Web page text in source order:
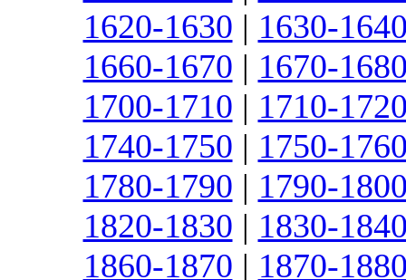
1620-1630 | 1630-
1660-1670 | 1670-
1700-1710 | 1710-
1740-1750 | 1750-
1780-1790 | 1790-
1820-1830 | 1830-
1860-1870 | 1870-